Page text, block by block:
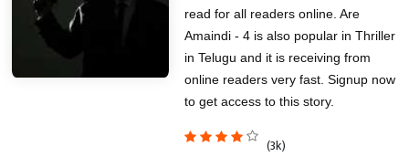
read for all readers online. Are
Amaindi - 4 is also popular in Thriller
in Telugu and it is receiving from
online readers very fast. Signup now
to get access to this story.
(3k)